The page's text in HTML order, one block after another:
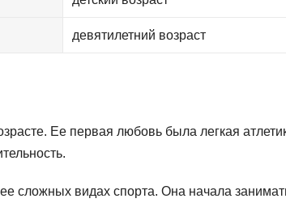
девятилетний возраст
Ее первая любовь была легкая
сложных видах спорта. Она начала